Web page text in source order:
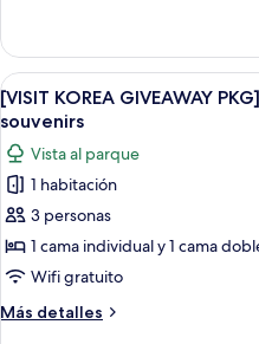
Room
K-
souvenirs
KOREA
GIVEAWAY
PKG]
Family
Room
+
K-
souvenirs
Abrir
todas
las
fotos
de
[VISIT
KOREA
GIVEAWAY
PKG]
Family
8
[VISIT KOREA GIVEAWAY
souvenirs
Vista al parque
1 habitación
3 personas
1 cama individual y 1 cama
Wifi gratuito
Más detalles
Más